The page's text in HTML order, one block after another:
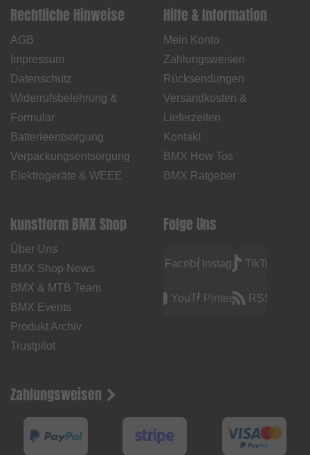
Rechtliche Hinweise
AGB
Impressum
Datenschutz
Widerrufsbelehrung &
Formular
Batterieentsorgung
Verpackungsentsorgung
Elektrogeräte & WEEE
Hilfe & Information
Mein Konto
Zahlungsweisen
Rücksendungen
Versandkosten &
Lieferzeiten
Kontakt
BMX How Tos
BMX Ratgeber
kunstform BMX Shop
Über Uns
BMX Shop News
BMX & MTB Team
BMX Events
Produkt Archiv
Trustpilot
Folge Uns
FacebookInstagramTikTok
YouTubePinterest RSS
Zahlungsweisen